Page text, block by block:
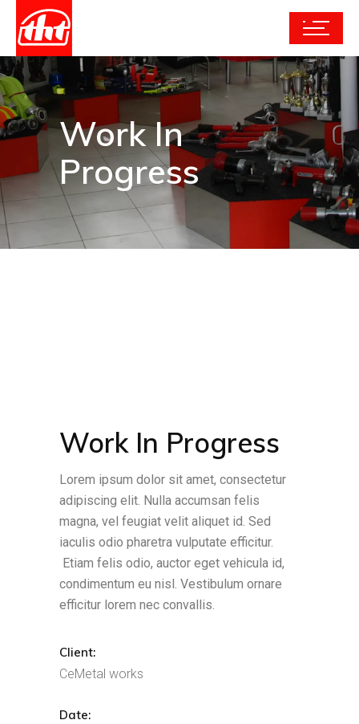
Work In
Progress
Work In Progress
Lorem ipsum dolor sit amet, consectetur
adipiscing elit. Nulla accumsan felis
magna, vel feugiat velit aliquet id. Sed
iaculis odio pharetra vulputate efficitur.
Etiam felis odio, auctor eget vehicula id,
condimentum eu nisl. Vestibulum ornare
efficitur lorem nec convallis.
Client:
CeMetal works
Date: